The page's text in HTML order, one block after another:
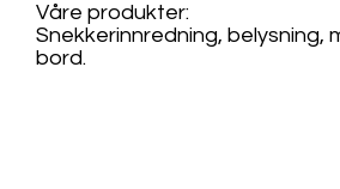
Våre produkter:
Snekkerinnredning, belysning,
bord.